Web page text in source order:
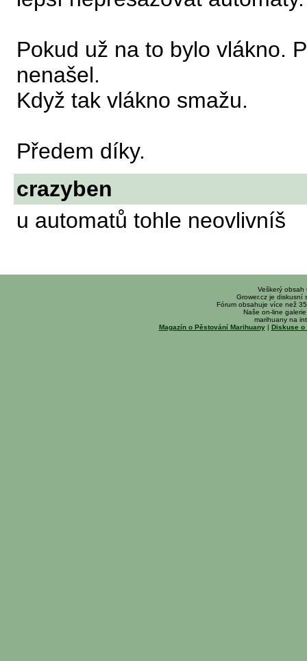
Pokud už na to bylo vlákno.
nenašel.
Když tak vlákno smažu.
Předem díky.
crazyben
u automatů tohle neovlivníš
Veškerý obsah
Grower.cz je diskusní
Fórum obsahuje více než
Naše on-line
marihuany na
Magazín o Pěstování Marihuany| Diskuse o